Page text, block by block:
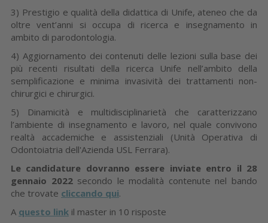
3) Prestigio e qualità della didattica di Unife, ateneo che da
oltre vent’anni si occupa di ricerca e insegnamento in
ambito di parodontologia.
4) Aggiornamento dei contenuti delle lezioni sulla base dei
più recenti risultati della ricerca Unife nell’ambito della
semplificazione e minima invasività dei trattamenti non-
chirurgici e chirurgici.
5) Dinamicità e multidisciplinarietà che caratterizzano
l’ambiente di insegnamento e lavoro, nel quale convivono
realtà accademiche e assistenziali (Unità Operativa di
Odontoiatria dell'Azienda USL Ferrara).
Le candidature dovranno essere inviate entro il 28
gennaio 2022secondo le modalità contenute nel bando
che trovate cliccando qui.
A questo link il master in 10 risposte